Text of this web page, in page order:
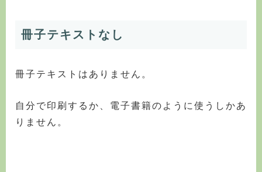
冊子テキストなし
冊子テキストはありません。
自分で印刷するか、電子書籍のように使うしかあ
りません。